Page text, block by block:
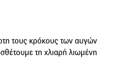
τους κρόκους των αυγών
τη χλιαρή λιωμένη